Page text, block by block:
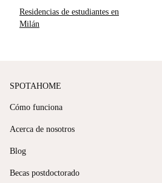
Residencias de estudiantes en
Milán
SPOTAHOME
Cómo funciona
Acerca de nosotros
Blog
Becas postdoctorado